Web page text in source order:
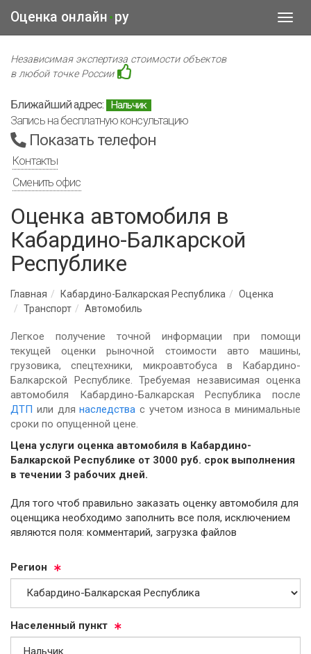
Оценка онлайн • ру
Независимая экспертиза стоимости объектов
в любой точке России
Ближайший адрес: Нальчик
Запись на бесплатную консультацию
Показать телефон
Контакты
Сменить офис
Оценка автомобиля в
Кабардино-Балкарской
Республике
Главная Кабардино-Балкарская Республика
Оценка
Транспорт
Автомобиль
Легкое получение точной информации при помощи
текущей оценки рыночной стоимости авто машины,
грузовика, спецтехники, микроавтобуса в Кабардино-
Балкарской Республике. Требуемая независимая оценка
автомобиля Кабардино-Балкарская Республика после
ДТП или длянаследства с учетом износа в минимальные
сроки по опущенной цене.
Цена услуги оценка автомобиля в Кабардино-
Балкарской Республике от 3000 руб. cрок выполнения
в течении 3 рабочих дней.
Для того чтоб правильно заказать оценку автомобиля для
оценщика необходимо заполнить все поля, исключением
являются поля: комментарий, загрузка файлов
Ре­ги­он
На­се­лен­ный пункт